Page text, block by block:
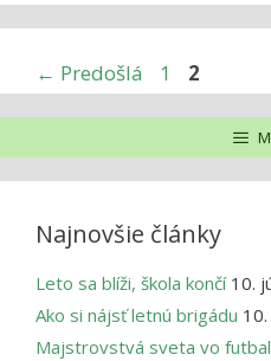
← Predošlá Stránka
1 Stránka
2
Najnovšie články
Leto sa blíži, škola končí 10.
Ako si nájsť letnú brigádu
Majstrovstvá sveta vo